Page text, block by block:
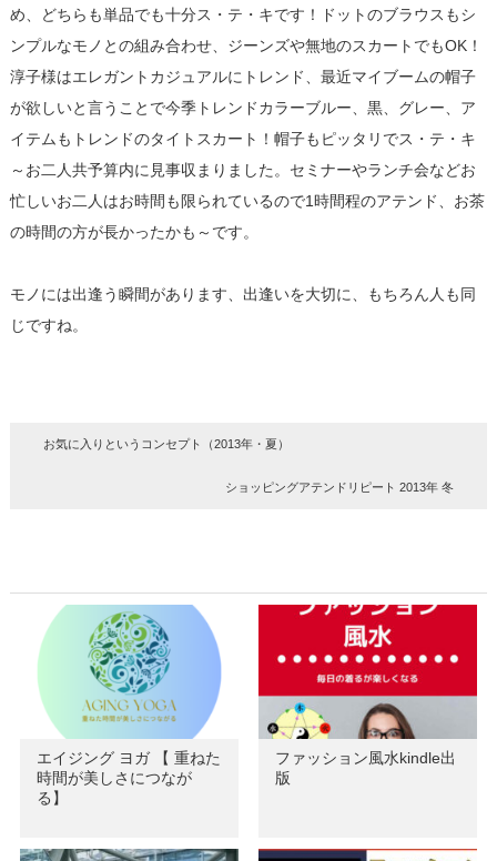
め、どちらも単品でも十分ス・テ・キです！ドットのブラウスもシ
ンプルなモノとの組み合わせ、ジーンズや無地のスカートでもOK！
淳子様はエレガントカジュアルにトレンド、最近マイブームの帽子
が欲しいと言うことで今季トレンドカラーブルー、黒、グレー、ア
イテムもトレンドのタイトスカート！帽子もピッタリでス・テ・キ
～お二人共予算内に見事収まりました。セミナーやランチ会などお
忙しいお二人はお時間も限られているので1時間程のアテンド、お茶
の時間の方が長かったかも～です。
モノには出逢う瞬間があります、出逢いを大切に、もちろん人も同
じですね。
お気に入りというコンセプト（2013年・夏）
ショッピングアテンドリピート 2013年 冬
エイジング ヨガ 【 重ねた
時間が美しさにつなが
る】
ファッション風水kindle出
版